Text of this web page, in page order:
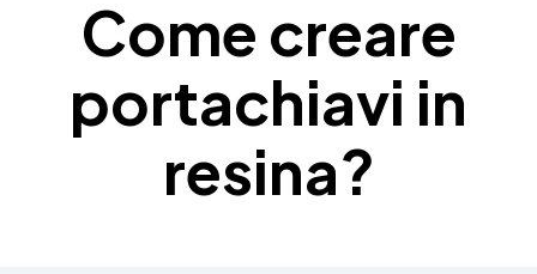
Come creare
portachiavi in
resina?